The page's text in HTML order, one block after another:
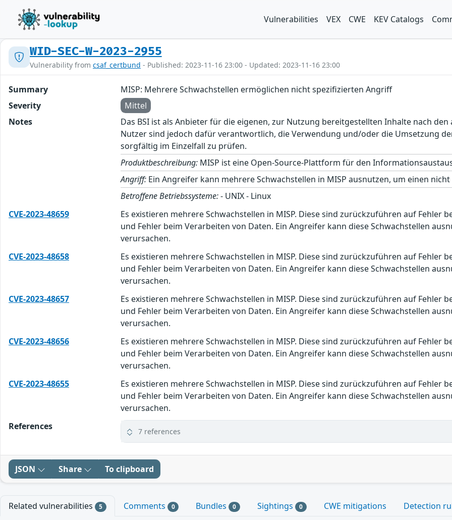
Vulnerabilities VEX CWE KEV Catalogs
WID-SEC-W-2023-2955
Vulnerability from csaf_certbund - Published: 2023-11-16 23:00 - Updated: 2023-11-16 23:00
Summary
MISP: Mehrere Schwachstellen ermöglichen nicht spezifizierten Angriff
Severity
Mittel
Notes
Das BSI ist als Anbieter für die eigenen, zur Nutzung bereitgestellten Inhalte nach
Nutzer sind jedoch dafür verantwortlich, die Verwendung und/oder die Umsetzung
sorgfältig im Einzelfall zu prüfen.
Produktbeschreibung: MISP ist eine Open-Source-Plattform für den
Angriff: Ein Angreifer kann mehrere Schwachstellen in MISP ausnutzen, um einen
Betroffene Betriebssysteme:- UNIX - Linux
CVE-2023-48659
Es existieren mehrere Schwachstellen in MISP. Diese sind zurückzuführen auf Fehler
und Fehler beim Verarbeiten von Daten. Ein Angreifer kann diese Schwachstellen
verursachen.
CVE-2023-48658
Es existieren mehrere Schwachstellen in MISP. Diese sind zurückzuführen auf Fehler
und Fehler beim Verarbeiten von Daten. Ein Angreifer kann diese Schwachstellen
verursachen.
CVE-2023-48657
Es existieren mehrere Schwachstellen in MISP. Diese sind zurückzuführen auf Fehler
und Fehler beim Verarbeiten von Daten. Ein Angreifer kann diese Schwachstellen
verursachen.
CVE-2023-48656
Es existieren mehrere Schwachstellen in MISP. Diese sind zurückzuführen auf Fehler
und Fehler beim Verarbeiten von Daten. Ein Angreifer kann diese Schwachstellen
verursachen.
CVE-2023-48655
Es existieren mehrere Schwachstellen in MISP. Diese sind zurückzuführen auf Fehler
und Fehler beim Verarbeiten von Daten. Ein Angreifer kann diese Schwachstellen
verursachen.
References
7 references
JSON Share To clipboard
Related vulnerabilities 5 Comments 0 Bundles 0 Sightings 0 CWE mitigations Detection